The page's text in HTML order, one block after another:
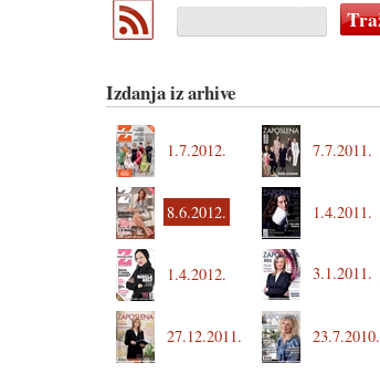
Izdanja iz arhive
1.7.2012. 7.7.2011.
8.6.2012. 1.4.2011.
1.4.2012. 3.1.2011.
27.12.2011. 23.7.2010.